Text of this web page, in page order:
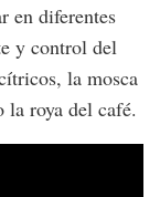
en diferentes
y control del
la mosca
roya del café.